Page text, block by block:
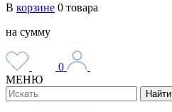
В корзине 0 товара
на сумму
0
МЕНЮ
Найти